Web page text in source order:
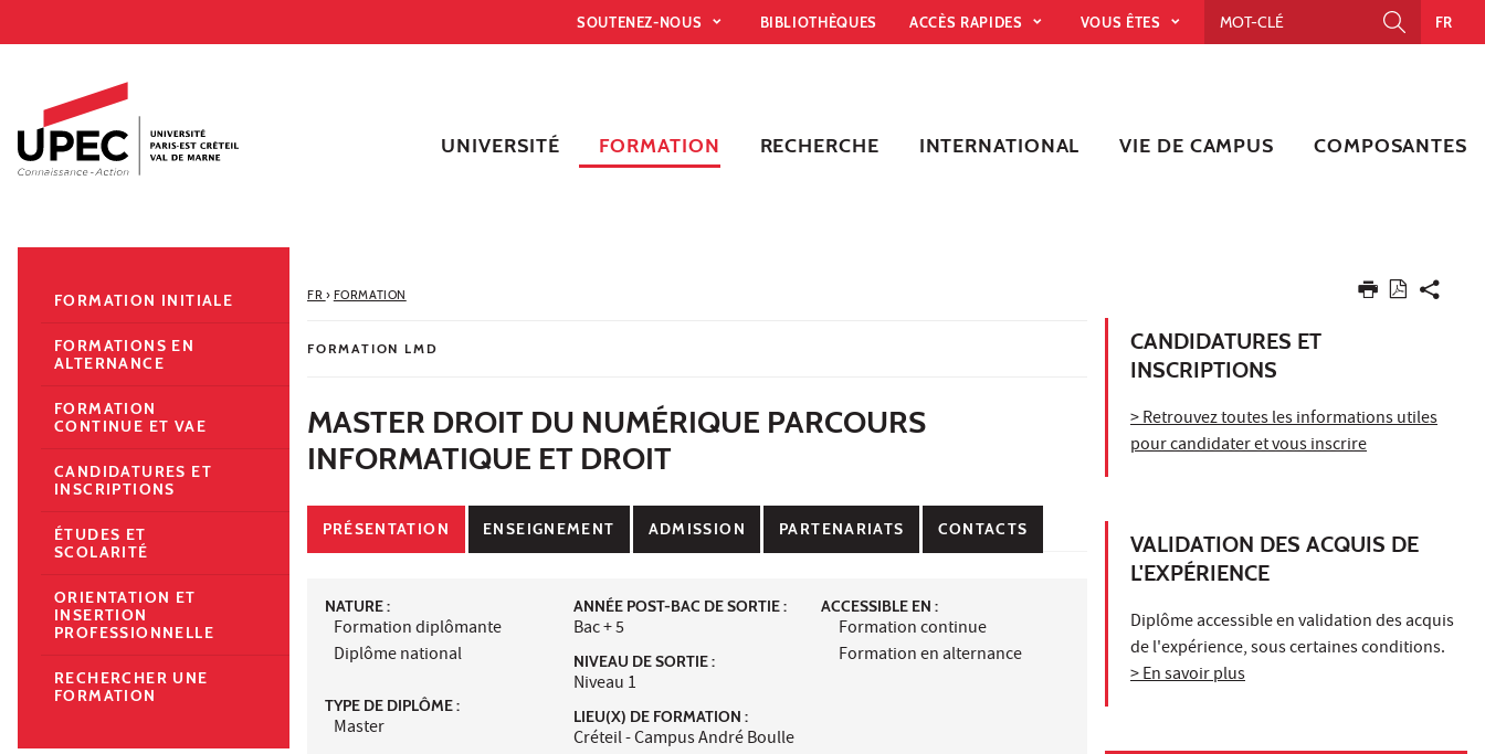
Accès directs
Recherche
Navigation secondaire
SOUTENEZ-NOUS BIBLIOTHÈQUES ACCÈS RAPIDES VOUS ÊTES FR
UNIVERSITÉ FORMATION RECHERCHE INTERNATIONAL VIE DE CAMPUS COMPOSANTES
FR › FORMATION
FORMATION LMD
MASTER DROIT DU NUMÉRIQUE PARCOURS
INFORMATIQUE ET DROIT
PRÉSENTATION ENSEIGNEMENT ADMISSION PARTENARIATS CONTACTS
NATURE :
Formation diplômante
Diplôme national
TYPE DE DIPLÔME :
Master
ANNÉE POST-BAC DE SORTIE :
Bac + 5
NIVEAU DE SORTIE :
Niveau 1
LIEU(X) DE FORMATION :
Créteil - Campus André Boulle
ACCESSIBLE EN :
Formation continue
Formation en alternance
CANDIDATURES ET
INSCRIPTIONS
> Retrouvez toutes les informations utiles
pour candidater et vous inscrire
VALIDATION DES ACQUIS DE
L'EXPÉRIENCE
Diplôme accessible en validation des acquis
de l'expérience, sous certaines conditions.
> En savoir plus
FORMATION INITIALE
FORMATIONS EN
ALTERNANCE
FORMATION
CONTINUE ET VAE
CANDIDATURES ET
INSCRIPTIONS
ÉTUDES ET
SCOLARITÉ
ORIENTATION ET
INSERTION
PROFESSIONNELLE
RECHERCHER UNE
FORMATION